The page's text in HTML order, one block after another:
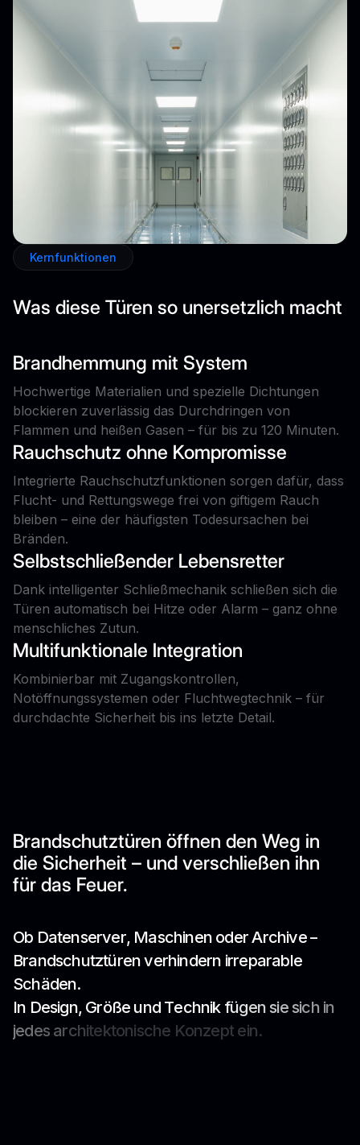
Kernfunktionen
Was diese Türen so unersetzlich macht
Brandhemmung mit System
Hochwertige Materialien und spezielle Dichtungen
blockieren zuverlässig das Durchdringen von
Flammen und heißen Gasen – für bis zu 120 Minuten.
Rauchschutz ohne Kompromisse
Integrierte Rauchschutzfunktionen sorgen dafür, dass
Flucht- und Rettungswege frei von giftigem Rauch
bleiben – eine der häufigsten Todesursachen bei
Bränden.
Selbstschließender Lebensretter
Dank intelligenter Schließmechanik schließen sich die
Türen automatisch bei Hitze oder Alarm – ganz ohne
menschliches Zutun.
Multifunktionale Integration
Kombinierbar mit Zugangskontrollen,
Notöffnungssystemen oder Fluchtwegtechnik – für
durchdachte Sicherheit bis ins letzte Detail.
Brandschutztüren öffnen den Weg in
die Sicherheit – und verschließen ihn
für das Feuer.
Ob Datenserver, Maschinen oderArchive–
Brandschutztürenverhindern irreparable
Schäden.
In Design, Größe und Technik fügensiesich in
jedes architektonische Konzept ein.